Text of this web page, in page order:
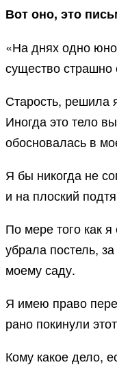
Вот оно, это
«На днях одно
существо страшно
Старость, решила
Иногда это тело
обосновалась в
Я бы никогда не
и на плоский
По мере того как
убрала постель,
моему саду.
Я имею право
рано покинули
Кому какое дело,